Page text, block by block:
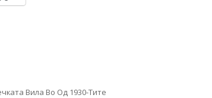
Вила Во Од 1930-Тите